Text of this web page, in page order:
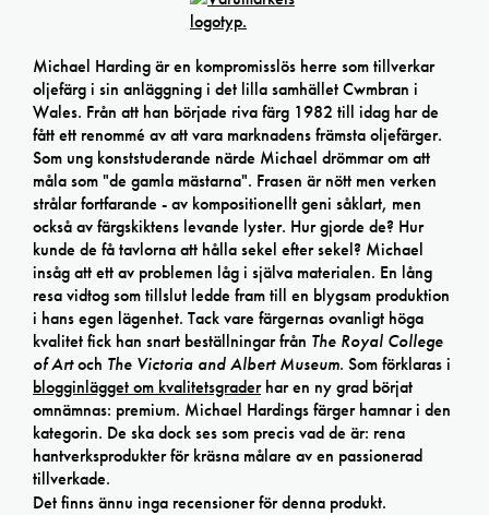
Michael Harding är en kompromisslös herre som tillverkar
oljefärg i sin anläggning i det lilla samhället Cwmbran i
Wales. Från att han började riva färg 1982 till idag har de
fått ett renommé av att vara marknadens främsta oljefärger.
Som ung konststuderande närde Michael drömmar om att
måla som "de gamla mästarna". Frasen är nött men verken
strålar fortfarande - av kompositionellt geni såklart, men
också av färgskiktens levande lyster. Hur gjorde de? Hur
kunde de få tavlorna att hålla sekel efter sekel? Michael
insåg att ett av problemen låg i själva materialen. En lång
resa vidtog som tillslut ledde fram till en blygsam produktion
i hans egen lägenhet. Tack vare färgernas ovanligt höga
kvalitet fick han snart beställningar från The Royal College
of Artoch The Victoria and Albert Museum. Som förklaras i
blogginlägget om kvalitetsgraderhar en ny grad börjat
omnämnas: premium. Michael Hardings färger hamnar i den
kategorin. De ska dock ses som precis vad de är: rena
hantverksprodukter för kräsna målare av en passionerad
tillverkade.
Det finns ännu inga recensioner för denna produkt.